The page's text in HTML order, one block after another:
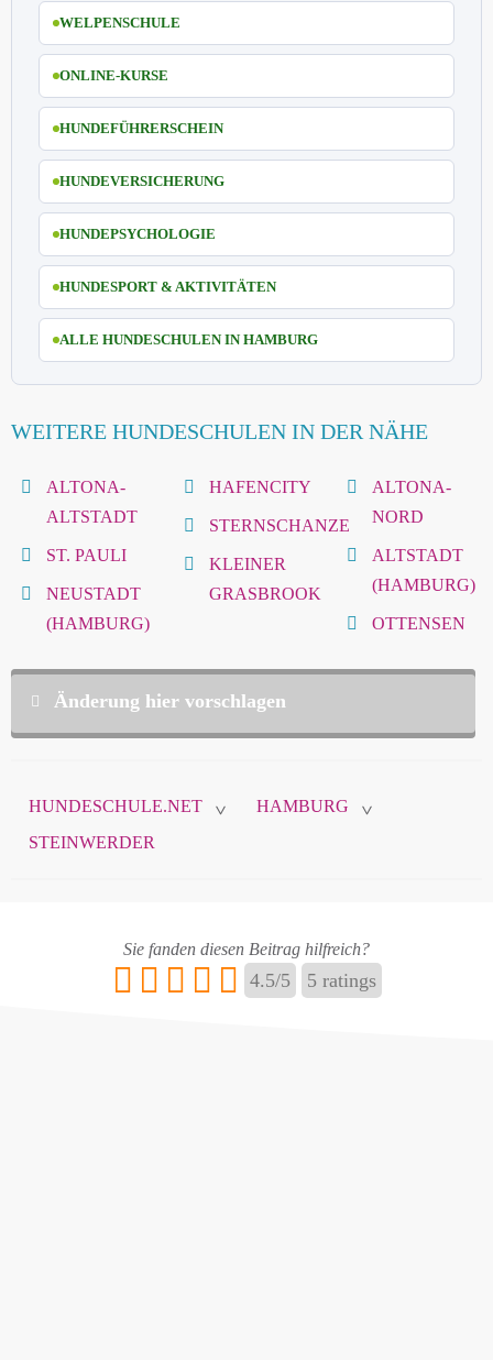
WELPENSCHULE
ONLINE-KURSE
HUNDEFÜHRERSCHEIN
HUNDEVERSICHERUNG
HUNDEPSYCHOLOGIE
HUNDESPORT & AKTIVITÄTEN
ALLE HUNDESCHULEN IN HAMBURG
WEITERE HUNDESCHULEN IN DER NÄHE
ALTONA-
ALTSTADT
ST. PAULI
NEUSTADT
(HAMBURG)
HAFENCITY
STERNSCHANZE
KLEINER
GRASBROOK
ALTONA-
NORD
ALTSTADT
(HAMBURG)
OTTENSEN
Änderung hier vorschlagen
hundeschule.net verwendet.
HUNDESCHULE.NET > HAMBURG >
STEINWERDER
Sie fanden diesen Beitrag hilfreich?
4.5/5 5ratings